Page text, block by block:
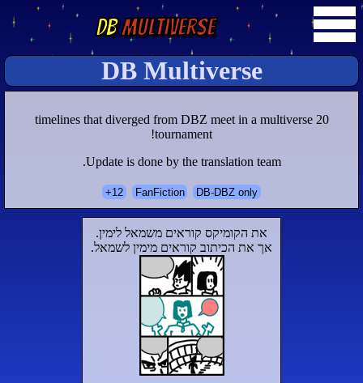
DBMultiverse
DB Multiverse
20 timelines that diverged from DBZ meet in a multiverse
tournament!
Update is done by the translation team.
DB-DBZ only
FanFiction
12+
את הקומיקס קוראים משמאל לימין.
אך את הכיתוב קוראים מימין לשמאל.